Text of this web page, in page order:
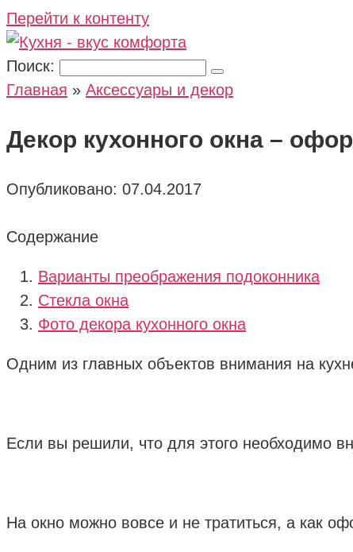
Перейти к контенту
Поиск:
Главная » Аксессуары и декор
Декор кухонного окна –
Опубликовано: 07.04.2017
Содержание
Варианты преображения подоконника
Стекла окна
Фото декора кухонного окна
Одним из главных объектов внимания на
Если вы решили, что для этого необходимо
На окно можно вовсе и не тратиться, а как